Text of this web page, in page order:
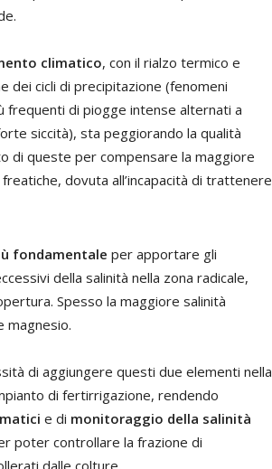
climatico, con il rialzo termico e
dei cicli di precipitazione (fenomeni
frequenti di piogge intense alternati a
siccità), sta peggiorando la qualità
di queste per compensare la maggiore
dovuta all’incapacità di trattenere
fondamentale per apportare gli
della salinità nella zona radicale,
Spesso la maggiore salinità
magnesio.
di aggiungere questi due elementi nella
di fertirrigazione, rendendo
e di monitoraggio della salinità
poter controllare la frazione di
dalle colture.